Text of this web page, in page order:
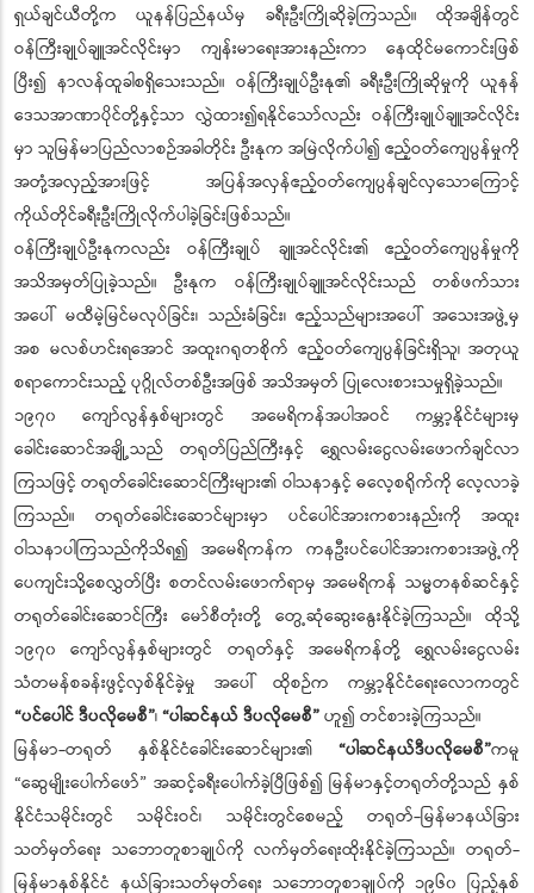
ရှယ်ချင်ယီတို့က ယူနန်ပြည်နယ်မှ ခရီးဦးကြိုဆိုခဲ့ကြသည်။ ထိုအချိန်တွင်
ဝန်ကြီးချုပ်ချူအင်လိုင်းမှာ ကျန်းမာရေးအားနည်းကာ နေထိုင်မကောင်းဖြစ်
ပြီး၍ နာလန်ထူခါစရှိသေးသည်။ ဝန်ကြီးချုပ်ဦးနု၏ ခရီးဦးကြိုဆိုမှုကို ယူနန်
ဒေသအာဏာပိုင်တို့နှင့်သာ လွှဲထား၍ရနိုင်သော်လည်း ဝန်ကြီးချုပ်ချူအင်လိုင်း
မှာ သူမြန်မာပြည်လာစဉ်အခါတိုင်း ဦးနုက အမြဲလိုက်ပါ၍ ဧည့်ဝတ်ကျေပွန်မှုကို
အတုံ့အလှည့်အားဖြင့် အပြန်အလှန်ဧည့်ဝတ်ကျေပွန်ချင်လှသောကြောင့်
ကိုယ်တိုင်ခရီးဦးကြိုလိုက်ပါခဲ့ခြင်းဖြစ်သည်။
ဝန်ကြီးချုပ်ဦးနုကလည်း ဝန်ကြီးချုပ် ချူအင်လိုင်း၏ ဧည့်ဝတ်ကျေပွန်မှုကို
အသိအမှတ်ပြုခဲ့သည်။ ဦးနုက ဝန်ကြီးချုပ်ချူအင်လိုင်းသည် တစ်ဖက်သား
အပေါ် မထီမဲ့မြင်မလုပ်ခြင်း၊ သည်းခံခြင်း၊ ဧည့်သည်များအပေါ် အသေးအဖွဲ့မှ
အစ မလစ်ဟင်းရအောင် အထူးဂရုတစိုက် ဧည့်ဝတ်ကျေပွန်ခြင်းရှိသူ၊ အတုယူ
စရာကောင်းသည့် ပုဂ္ဂိုလ်တစ်ဦးအဖြစ် အသိအမှတ် ပြုလေးစားသမှုရှိခဲ့သည်။
၁၉၇၀ ကျော်လွန်နှစ်များတွင် အမေရိကန်အပါအဝင် ကမ္ဘာ့နိုင်ငံများမှ
ခေါင်းဆောင်အချို့သည် တရုတ်ပြည်ကြီးနှင့် ရွှေလမ်းငွေလမ်းဖောက်ချင်လာ
ကြသဖြင့် တရုတ်ခေါင်းဆောင်ကြီးများ၏ ဝါသနာနှင့် ဓလေ့စရိုက်ကို လေ့လာခဲ့
ကြသည်။ တရုတ်ခေါင်းဆောင်များမှာ ပင်ပေါင်အားကစားနည်းကို အထူး
ဝါသနာပါကြသည်ကိုသိရ၍ အမေရိကန်က ကနဦးပင်ပေါင်အားကစားအဖွဲ့ကို
ပေကျင်းသို့စေလွှတ်ပြီး စတင်လမ်းဖောက်ရာမှ အမေရိကန် သမ္မတနစ်ဆင်နှင့်
တရုတ်ခေါင်းဆောင်ကြီး မော်စီတုံးတို့ တွေ့ဆုံဆွေးနွေးနိုင်ခဲ့ကြသည်။ ထိုသို့
၁၉၇၀ ကျော်လွန်နှစ်များတွင် တရုတ်နှင့် အမေရိကန်တို့ ရွှေလမ်းငွေလမ်း
သံတမန်စခန်းဖွင့်လှစ်နိုင်ခဲ့မှု အပေါ် ထိုစဉ်က ကမ္ဘာ့နိုင်ငံရေးလောကတွင်
“ပင်ပေါင် ဒီပလိုမေစီ”၊“ပါဆင်နယ် ဒီပလိုမေစီ”ဟူ၍ တင်စားခဲ့ကြသည်။
မြန်မာ-တရုတ် နှစ်နိုင်ငံခေါင်းဆောင်များ၏ “ပါဆင်နယ်ဒီပလိုမေစီ”ကမူ
“ဆွေမျိုးပေါက်ဖော်” အဆင့်ခရီးပေါက်ခဲ့ပြီဖြစ်၍ မြန်မာနှင့်တရုတ်တို့သည် နှစ်
နိုင်ငံသမိုင်းတွင် သမိုင်းဝင်၊ သမိုင်းတွင်စေမည့် တရုတ်-မြန်မာနယ်ခြား
သတ်မှတ်ရေး သဘောတူစာချုပ်ကို လက်မှတ်ရေးထိုးနိုင်ခဲ့ကြသည်။ တရုတ်-
မြန်မာနှစ်နိုင်ငံ နယ်ခြားသတ်မှတ်ရေး သဘောတူစာချုပ်ကို ၁၉၆၀ ပြည့်နှစ်